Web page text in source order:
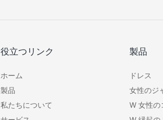
役立つリンク
ホーム
製品
私たちについて
製品
ドレス
女性のジ
W 女性の